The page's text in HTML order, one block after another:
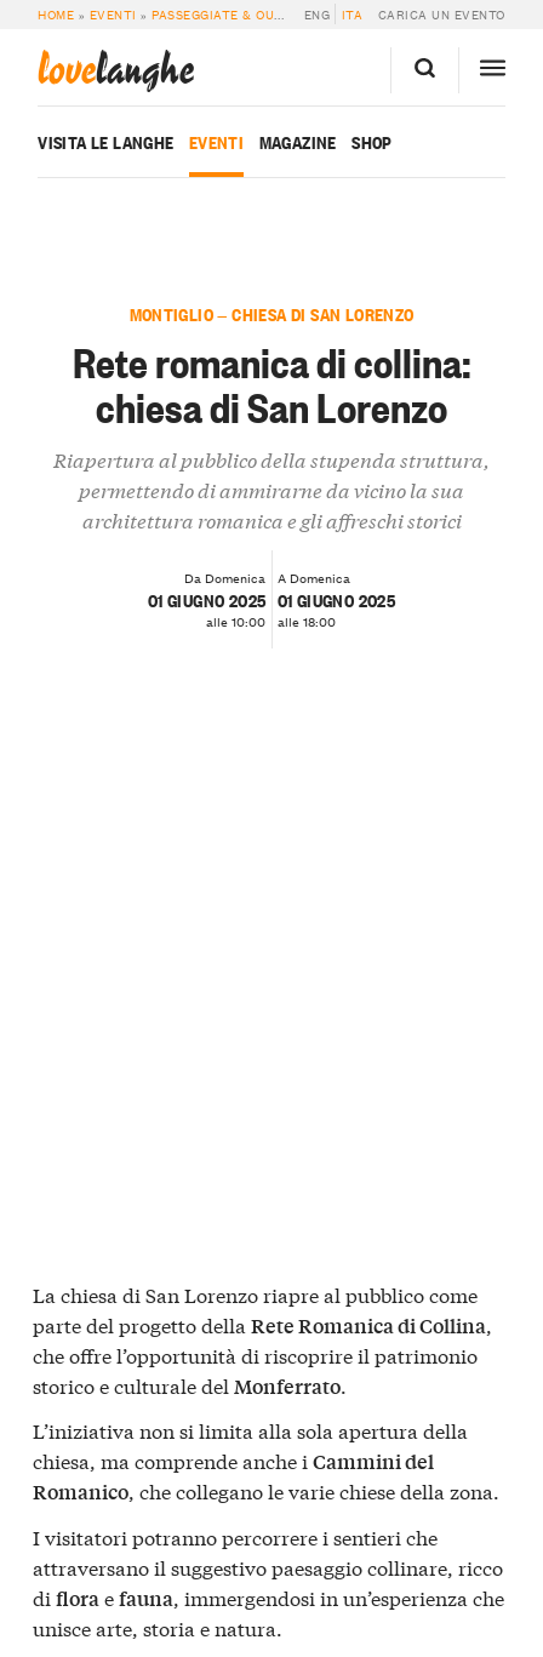
HOME » EVENTI »PASSEGGIATE & OUTDOOR » RETE ROMANICA DI COLLINA:
ENG ITA CARICA UN EVENTO
lovelanghe
VISITA LE LANGHE EVENTI MAGAZINE SHOP
MONTIGLIO — CHIESA DI SAN LORENZO
Rete romanica di collina:
chiesa di San Lorenzo
Riapertura al pubblico della stupenda struttura,
permettendo di ammirarne da vicino la sua
architettura romanica e gli affreschi storici
Da Domenica
01 GIUGNO 2025
alle 10:00
A Domenica
01 GIUGNO 2025
alle 18:00
La chiesa di San Lorenzo riapre al pubblico come
parte del progetto della Rete Romanica di Collina,
che offre l’opportunità di riscoprire il patrimonio
storico e culturale del Monferrato.
L’iniziativa non si limita alla sola apertura della
chiesa, ma comprende anche i Cammini del
Romanico, che collegano le varie chiese della zona.
I visitatori potranno percorrere i sentieri che
attraversano il suggestivo paesaggio collinare, ricco
di floraefauna, immergendosi in un’esperienza che
unisce arte, storia e natura.